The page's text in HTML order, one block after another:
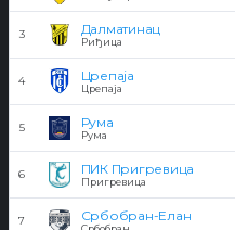
3 Далматинац
Риђица
4 Црепаја
Црепаја
5 Рума
Рума
6 ПИК Пригревица
Пригревица
7 Србобран-Елан